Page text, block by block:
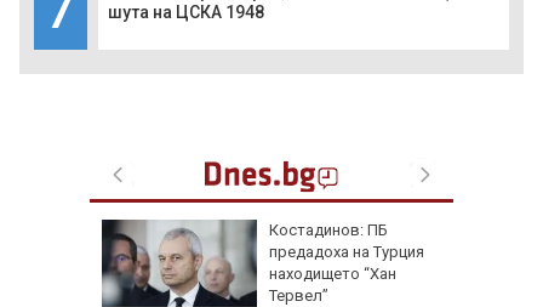
шута на ЦСКА 1948
Костадинов: ПБ
предадоха на Турция
находището “Хан
Тервел”